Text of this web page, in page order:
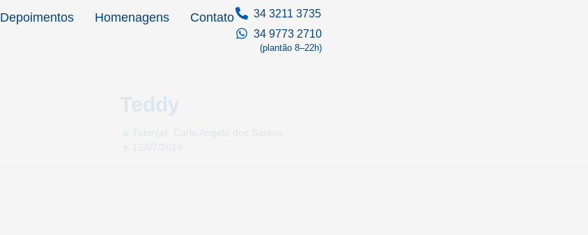
Depoimentos Homenagens Contato
34 3211 3735
34 9773 2710
(plantão 8–22h)
Teddy
Tutor(a): Carla Angelo dos Santos
12/07/2019